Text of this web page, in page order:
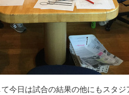
今日は試合の結果の他にもスタジ